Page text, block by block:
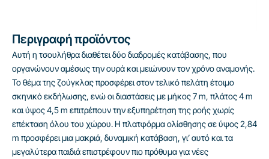
Περιγραφή προϊόντος
Αυτή η τσουλήθρα διαθέτει δύο διαδρομές κατάβασης, που
οργανώνουν αμέσως την ουρά και μειώνουν τον χρόνο αναμονής.
Το θέμα της ζούγκλας προσφέρει στον τελικό πελάτη έτοιμο
σκηνικό εκδήλωσης, ενώ οι διαστάσεις με μήκος 7 m, πλάτος 4 m
και ύψος 4,5 m επιτρέπουν την εξυπηρέτηση της ροής χωρίς
επέκταση όλου του χώρου. Η πλατφόρμα ολίσθησης σε ύψος 2,84
m προσφέρει μια μακριά, δυναμική κατάβαση, γι’ αυτό και τα
μεγαλύτερα παιδιά επιστρέφουν πιο πρόθυμα για νέες